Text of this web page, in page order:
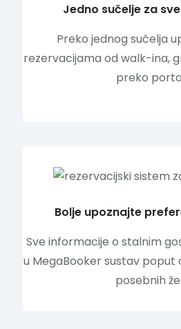
Jedno sučelje za
Preko jednog sučelja
rezervacijama od walk-ina,
preko
Bolje upoznajte
Sve informacije o stalnim
u MegaBooker sustav poput
posebnih